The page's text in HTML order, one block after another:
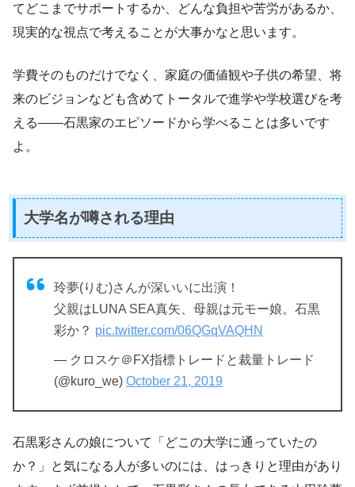
てどこまでサポートするか、どんな負担や苦労があるか、
現実的な視点で考えることが大事かなと思います。
学費そのものだけでなく、家庭の価値観や子供の希望、将
来のビジョンなども含めてトータルで進学や学校選びを考
える――石黒家のエピソードから学べることは多いです
よ。
大学名が噂される理由
玲夢(りむ)さんが深いいに出演！
父親はLUNA SEA真矢、母親は元モー娘。石黒
彩か？ pic.twitter.com/06QGqVAQHN
— クロスケ＠FX指標トレードと裁量トレード
(@kuro_we) October 21, 2019
石黒彩さんの娘について「どこの大学に通っていたの
か？」と気になる人が多いのには、はっきりと理由があり